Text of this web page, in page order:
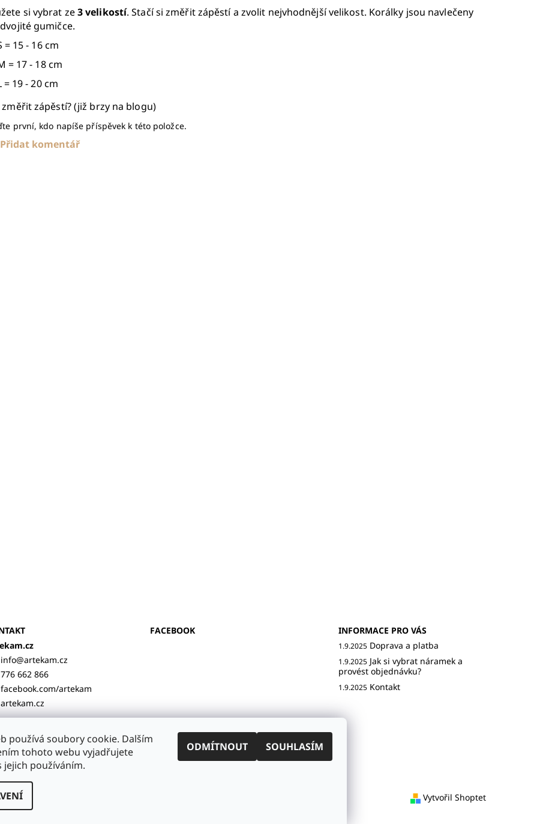
si vybrat ze3 velikostí. Stačí si změřit zápěstí a zvolit nejvhodnější velikost. Korálky jsou navlečeny
gumičce.
= 15 - 16 cm
= 17 - 18 cm
= 19 - 20 cm
změřit zápěstí? (již brzy na blogu)
první, kdo napíše příspěvek k této položce.
Přidat komentář
info@artekam.cz
776 662 866
facebook.com/artekam
artekam.cz
FACEBOOK INFORMACE PRO VÁS
1.9.2025 Doprava a platba
1.9.2025 Jak si vybrat náramek a
provést objednávku?
1.9.2025 Kontakt
Koupalištěm v Borové | Půjčím plošinu Litomyšl | Svítidla Drahoš Litomyšl
Vytvořil Shoptet
používá soubory cookie. Dalším
tohoto webu vyjadřujete
jejich používáním.
ODMÍTNOUT SOUHLASÍM